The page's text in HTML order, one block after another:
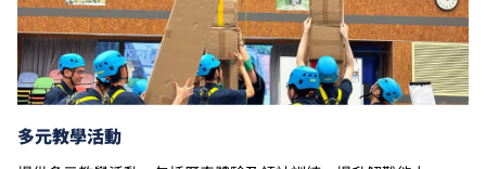
多元教學活動